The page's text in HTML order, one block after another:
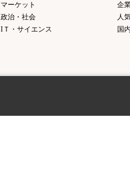
マーケット
政治・社会
IＴ・サイエンス
企
人
国